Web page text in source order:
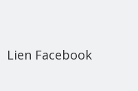
Lien Facebook